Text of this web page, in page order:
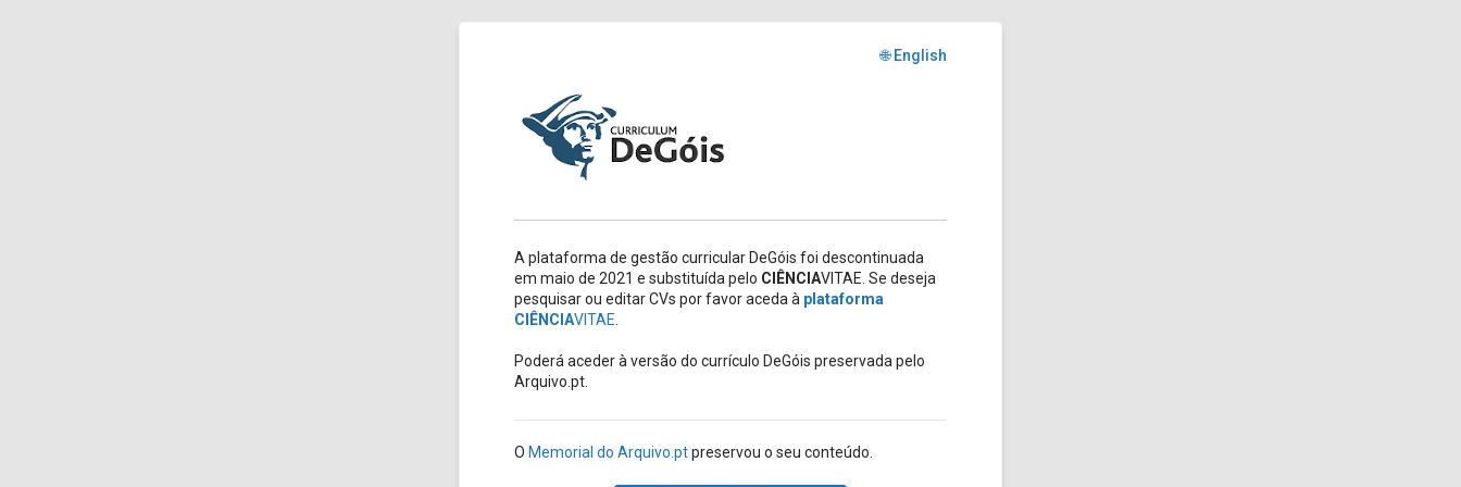
🌐 English
A plataforma de gestão curricular DeGóis foi descontinuada
em maio de 2021 e substituída pelo CIÊNCIAVITAE. Se deseja
pesquisar ou editar CVs por favor aceda à plataforma
CIÊNCIAVITAE
Poderá aceder à versão do currículo DeGóis preservada pelo
Arquivo.pt.
O Memorial do Arquivo.ptpreservou o seu conteúdo.